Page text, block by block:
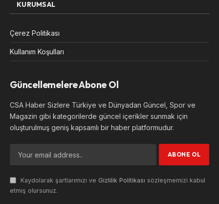
KURUMSAL
Çerez Politikası
Kullanım Koşulları
Güncellemelere Abone Ol
CSA Haber Sizlere Türkiye ve Dünyadan Güncel, Spor ve
Magazin gibi kategorilerde güncel içerikler sunmak için
oluşturulmuş geniş kapsamlı bir haber platformudur.
Kaydolarak şartlarımızı ve Gizlilik Politikası sözleşmemizi kabul
etmiş olursunuz.